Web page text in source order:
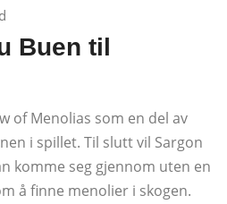
Buen til
of Menolias som en del av
i spillet. Til slutt vil Sargon
komme seg gjennom uten en
å finne menolier i skogen.